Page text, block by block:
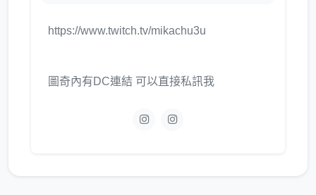
https://www.twitch.tv/mikachu3u
圖奇內有DC連結 可以直接私訊我